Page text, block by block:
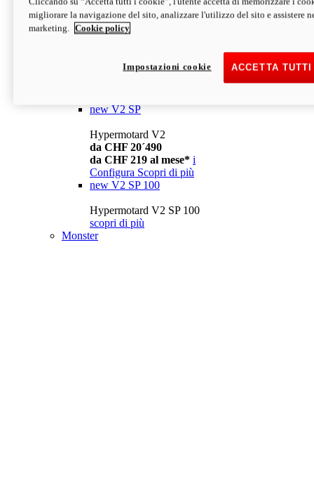
da CHF 13´990
Configura Scopri di più
newV2
da CHF 15´990
new V2 SP
Hypermotard V2
da CHF 20´490
da CHF 219 al mese* i
Configura Scopri di più
new V2 SP 100
Hypermotard V2 SP 100
scopri di più
Monster
migliorare la navigazione del sito, analizzare l'utilizzo del sito e assistere
marketing.
Cookie policy
ACCETTA
Impostazioni cookie